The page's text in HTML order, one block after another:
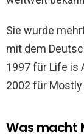
Sie wurde
mit dem
1997 für Life is
2002 für Mostly
Was macht